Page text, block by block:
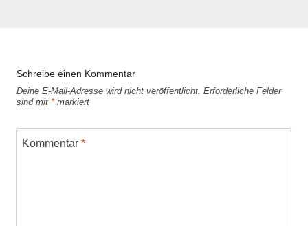
Schreibe einen Kommentar
Deine E-Mail-Adresse wird nicht veröffentlicht. Erforderliche Felder
sind mit *markiert
Kommentar *